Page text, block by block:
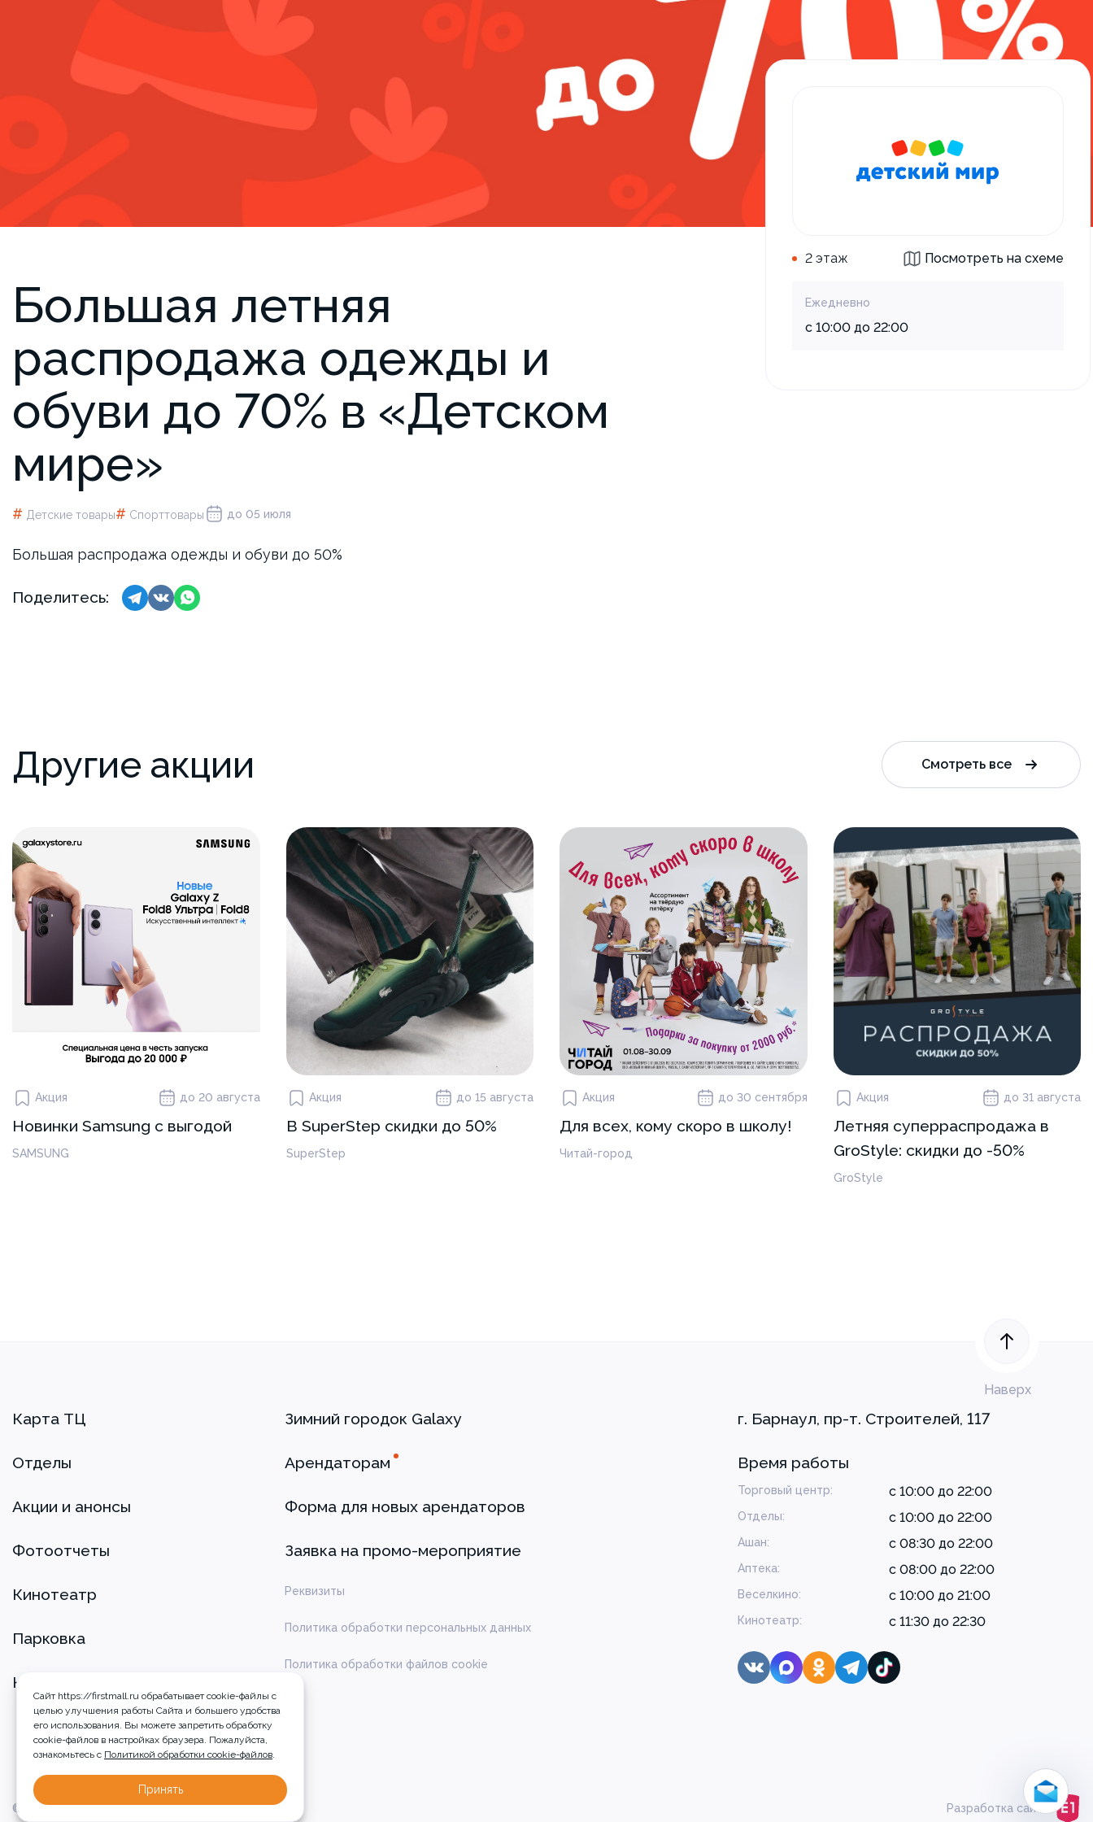
Большая летняя
распродажа одежды и
обуви до 70% в «Детском
мире»
# Детские товары# Спорттовары до 05 июля
Большая распродажа одежды и обуви до 50%
Поделитесь:
2 этаж Посмотреть на схеме
Ежедневно
с 10:00 до 22:00
Другие акции Смотреть все
Акция до 20 августа
Новинки Samsung с выгодой
SAMSUNG
Акция до 15 августа
В SuperStep скидки до 50%
SuperStep
Акция до 30 сентября
Для всех, кому скоро в школу!
Читай-город
Акция до 31 августа
Летняя суперраспродажа в
GroStyle: скидки до -50%
GroStyle
Наверх
Карта ТЦ
Отделы
Акции и анонсы
Фотоотчеты
Кинотеатр
Парковка
Контакты
Зимний городок Galaxy
Арендаторам
Форма для новых арендаторов
Заявка на промо-мероприятие
Реквизиты
Политика обработки персональных данных
Политика обработки файлов cookie
г. Барнаул, пр-т. Строителей, 117
Время работы
Торговый центр: с 10:00 до 22:00
Отделы: с 10:00 до 22:00
Ашан: с 08:30 до 22:00
Аптека: с 08:00 до 22:00
Веселкино: с 10:00 до 21:00
Кинотеатр: с 11:30 до 22:30
© 2026 ТРЦ GALAXY, г. Барнаул Разработка сайта:
Сайт https://firstmall.ru обрабатывает cookie-файлы с
целью улучшения работы Сайта и большего удобства
его использования. Вы можете запретить обработку
сookie-файлов в настройках браузера. Пожалуйста,
ознакомьтесь с Политикой обработки cookie-файлов.
Принять
Больше